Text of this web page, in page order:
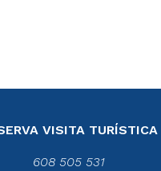
VISITA TURÍSTICA
608 505 531